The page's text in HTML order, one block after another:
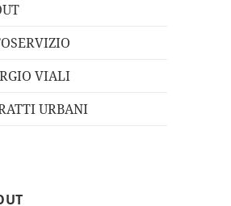
VIALI
URBANI